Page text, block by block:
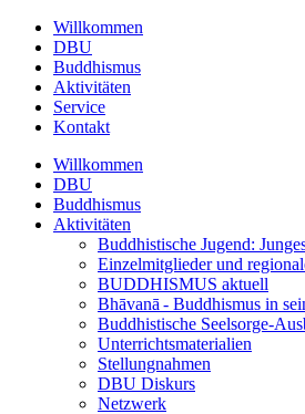
Willkommen
DBU
Buddhismus
Aktivitäten
Service
Kontakt
Willkommen
DBU
Buddhismus
Aktivitäten
Buddhistische Jugend:
Einzelmitglieder und
BUDDHISMUS aktuell
Bhāvanā - Buddhismus in
Buddhistische Seelsorge-
Unterrichtsmaterialien
Stellungnahmen
DBU Diskurs
Netzwerk